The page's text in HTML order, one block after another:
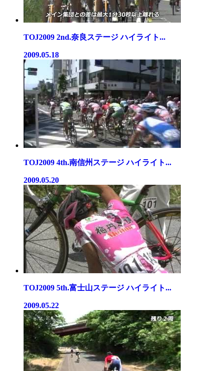
TOJ2009 2nd.奈良ステージ ハイライト...
2009.05.18
TOJ2009 4th.南信州ステージ ハイライト...
2009.05.20
TOJ2009 5th.富士山ステージ ハイライト...
2009.05.22